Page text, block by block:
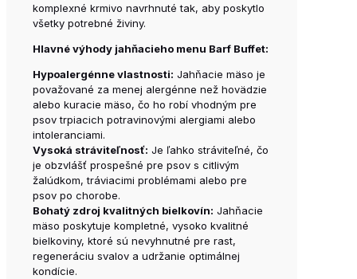
komplexné krmivo navrhnuté tak, aby poskytlo
všetky potrebné živiny.
Hlavné výhody jahňacieho menu Barf Buffet:
Hypoalergénne vlastnosti: Jahňacie mäso je
považované za menej alergénne než hovädzie
alebo kuracie mäso, čo ho robí vhodným pre
psov trpiacich potravinovými alergiami alebo
intoleranciami.
Vysoká stráviteľnosť: Je ľahko stráviteľné, čo
je obzvlášť prospešné pre psov s citlivým
žalúdkom, tráviacimi problémami alebo pre
psov po chorobe.
Bohatý zdroj kvalitných bielkovín: Jahňacie
mäso poskytuje kompletné, vysoko kvalitné
bielkoviny, ktoré sú nevyhnutné pre rast,
regeneráciu svalov a udržanie optimálnej
kondície.